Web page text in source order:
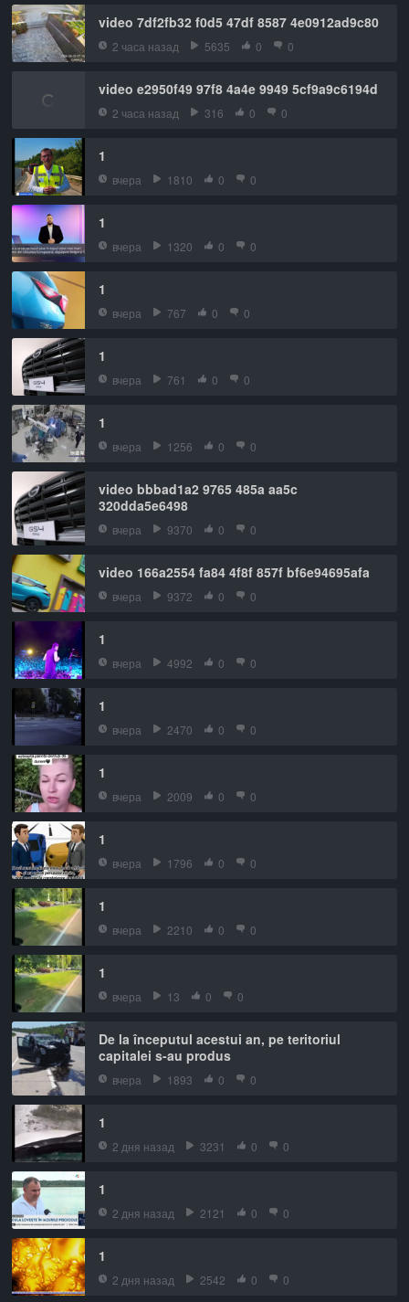
video 7df2fb32 f0d5 47df 8587 4e0912ad9c80
2 часа назад 5635 0 0
video e2950f49 97f8 4a4e 9949 5cf9a9c6194d
2 часа назад 316 0 0
1
вчера 1810 0 0
1
вчера 1320 0 0
1
вчера 767 0 0
1
вчера 761 0 0
1
вчера 1256 0 0
video bbbad1a2 9765 485a aa5c
320dda5e6498
вчера 9370 0 0
video 166a2554 fa84 4f8f 857f bf6e94695afa
вчера 9372 0 0
1
вчера 4992 0 0
1
вчера 2470 0 0
1
вчера 2009 0 0
1
вчера 1796 0 0
1
вчера 2210 0 0
1
вчера 13 0 0
De la începutul acestui an, pe teritoriul
capitalei s-au produs
вчера 1893 0 0
1
2 дня назад 3231 0 0
1
2 дня назад 2121 0 0
1
2 дня назад 2542 0 0